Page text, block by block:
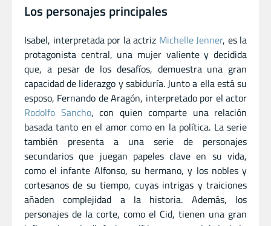
Los personajes principales
Isabel, interpretada por la actriz Michelle Jenner, es la
protagonista central, una mujer valiente y decidida
que, a pesar de los desafíos, demuestra una gran
capacidad de liderazgo y sabiduría. Junto a ella está su
esposo, Fernando de Aragón, interpretado por el actor
Rodolfo Sancho, con quien comparte una relación
basada tanto en el amor como en la política. La serie
también presenta a una serie de personajes
secundarios que juegan papeles clave en su vida,
como el infante Alfonso, su hermano, y los nobles y
cortesanos de su tiempo, cuyas intrigas y traiciones
añaden complejidad a la historia. Además, los
personajes de la corte, como el Cid, tienen una gran